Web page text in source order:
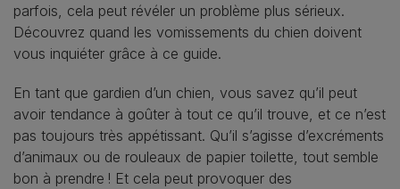
parfois, cela peut révéler un problème plus sérieux.
Découvrez quand les vomissements du chien doivent
vous inquiéter grâce à ce guide.
En tant que gardien d’un chien, vous savez qu’il peut
avoir tendance à goûter à tout ce qu’il trouve, et ce n’est
pas toujours très appétissant. Qu’il s’agisse d’excréments
d’animaux ou de rouleaux de papier toilette, tout semble
bon à prendre ! Et cela peut provoquer des